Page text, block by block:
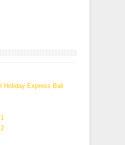
Holiday Express Bali